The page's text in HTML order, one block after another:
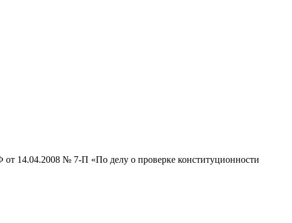
от 14.04.2008 № 7-П «По делу о проверке конституционности